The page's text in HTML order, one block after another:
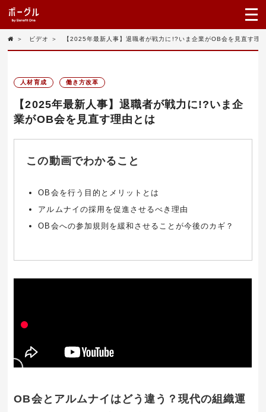
＞ ビデオ ＞ 【2025年最新人事】退職者が戦力に!?いま企業がOB会を見直す理
人材育成 働き方改革
【2025年最新人事】退職者が戦力に!?いま企
業がOB会を見直す理由とは
この動画でわかること
OB会を行う目的とメリットとは
アルムナイの採用を促進させるべき理由
OB会への参加規則を緩和させることが今後のカギ？
OB会とアルムナイはどう違う？現代の組織運